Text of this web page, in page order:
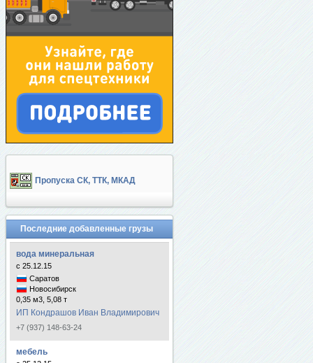
Пропуска СК, ТТК, МКАД
Последние добавленные грузы
вода минеральная
с 25.12.15
Саратов
Новосибирск
0,35 м3, 5,08 т
ИП Кондрашов Иван Владимирович
+7 (937) 148-63-24
мебель